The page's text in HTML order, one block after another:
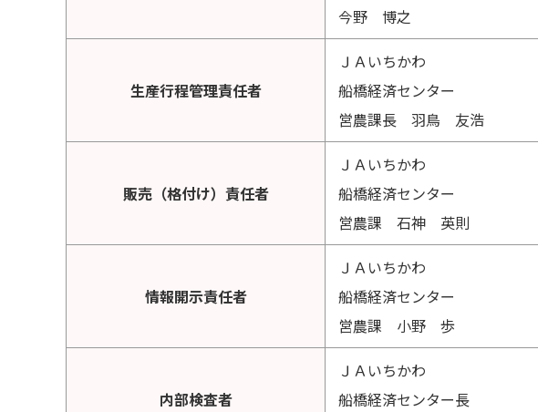
今野 博之
生産行程管理責任者
ＪＡいちかわ
船橋経済センター
営農課長 羽鳥 友浩
販売（格付け）責任者
ＪＡいちかわ
船橋経済センター
営農課 石神 英則
情報開示責任者
ＪＡいちかわ
船橋経済センター
営農課 小野 歩
内部検査者
ＪＡいちかわ
船橋経済センター長